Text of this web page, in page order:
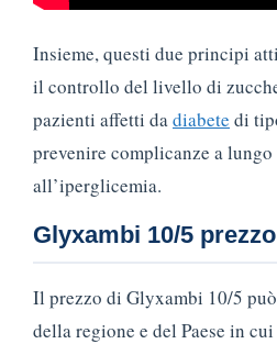
Insieme, questi due principi
il controllo del livello di
pazienti affetti dadiabete di
prevenire complicanze a
all’iperglicemia.
Glyxambi 10/5 prezzo
Il prezzo di Glyxambi 10/5
della regione e del Paese in